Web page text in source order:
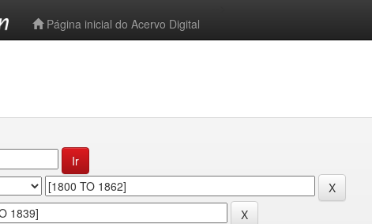
Página inicial do Acervo Digital